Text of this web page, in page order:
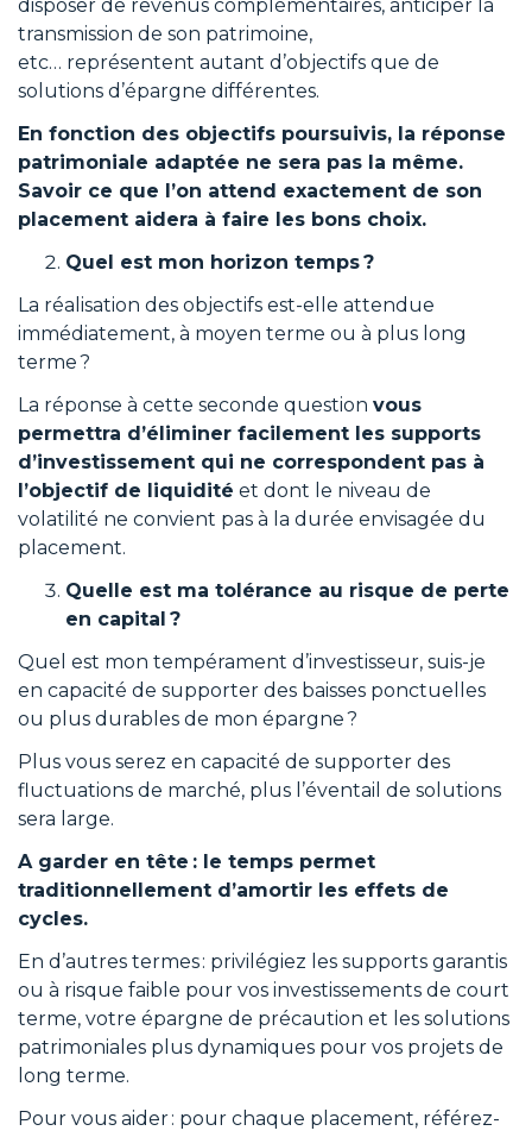
disposer de revenus complémentaires, anticiper la
transmission de son patrimoine,
etc… représentent autant d’objectifs que de
solutions d’épargne différentes.
En fonction des objectifs poursuivis, la réponse
patrimoniale adaptée ne sera pas la même.
Savoir ce que l’on attend exactement de son
placement aidera à faire les bons choix.
Quel est mon horizon temps ?
La réalisation des objectifs est-elle attendue
immédiatement, à moyen terme ou à plus long
terme ?
La réponse à cette seconde question vous
permettra d’éliminer facilement les supports
d’investissement qui ne correspondent pas à
l’objectif de liquidité et dont le niveau de
volatilité ne convient pas à la durée envisagée du
placement.
Quelle est ma tolérance au risque de perte
en capital ?
Quel est mon tempérament d’investisseur, suis-je
en capacité de supporter des baisses ponctuelles
ou plus durables de mon épargne ?
Plus vous serez en capacité de supporter des
fluctuations de marché, plus l’éventail de solutions
sera large.
A garder en tête : le temps permet
traditionnellement d’amortir les effets de
cycles.
En d’autres termes : privilégiez les supports garantis
ou à risque faible pour vos investissements de court
terme, votre épargne de précaution et les solutions
patrimoniales plus dynamiques pour vos projets de
long terme.
Pour vous aider : pour chaque placement, référez-